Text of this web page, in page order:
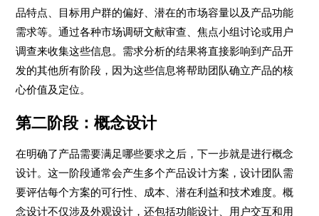
品特点、目标用户群的偏好、潜在的市场容量以及产品功能
需求等。通过各种市场调研文献审查、焦点小组讨论或用户
调查来收集这些信息。需求分析的结果将直接影响到产品开
发的其他所有阶段，因为这些信息将帮助团队确立产品的核
心价值及定位。
第二阶段：概念设计
在明确了产品需要满足哪些要求之后，下一步就是进行概念
设计。这一阶段通常会产生多个产品设计方案，设计团队需
要评估每个方案的可行性、成本、潜在利益和技术难度。概
念设计不仅涉及外观设计，还包括功能设计、用户交互和用